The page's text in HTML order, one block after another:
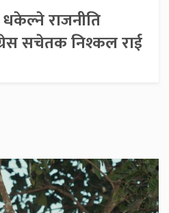
धकेल्ने राजनीति
सचेतक निश्कल राई